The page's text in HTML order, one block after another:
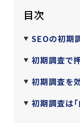
目次
SEOの初期
初期調査で
初期調査を
初期調査は